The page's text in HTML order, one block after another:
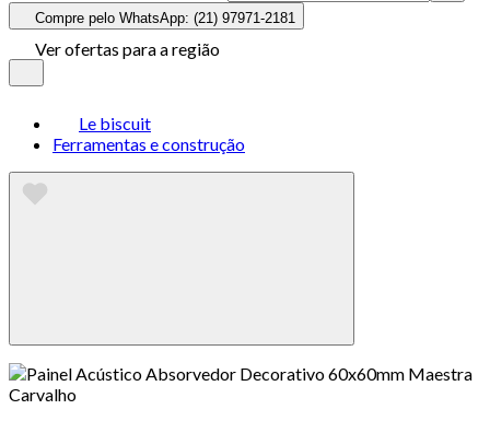
Compre pelo WhatsApp: (21) 97971-2181
Ver ofertas para a região
Le biscuit
Ferramentas e construção